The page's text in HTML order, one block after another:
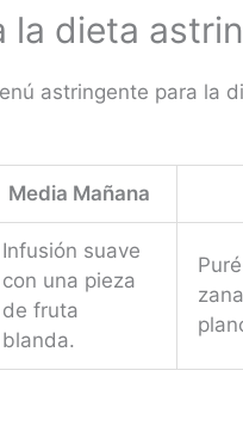
la dieta
astringente para la
Media Mañana
Infusión suave
con una pieza
de fruta
blanda.